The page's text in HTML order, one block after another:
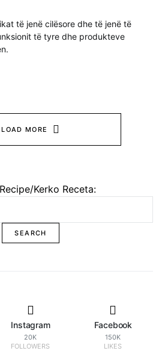
të jenë cilësore dhe të jenë të
të tyre dhe produkteve
LOAD MORE
Kerko Receta:
Instagram
20K
FOLLOWERS
Facebook
150K
LIKES